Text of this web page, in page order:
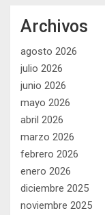
Archivos
agosto 2026
julio 2026
junio 2026
mayo 2026
abril 2026
marzo 2026
febrero 2026
enero 2026
diciembre 2025
noviembre 2025